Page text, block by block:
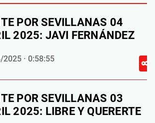
POR SEVILLANAS 04
2025: JAVI FERNÁNDEZ
· 0:58:55
POR SEVILLANAS 03
2025: LIBRE Y QUERERTE